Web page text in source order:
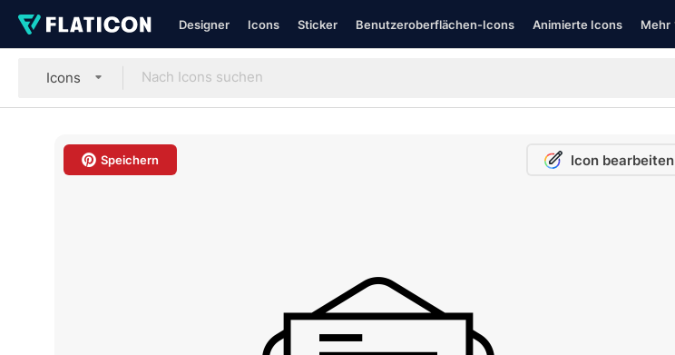
Designer Icons Sticker Benutzeroberflächen-Icons Animierte Icons Mehr
Icons
Speichern Icon bearbeiten